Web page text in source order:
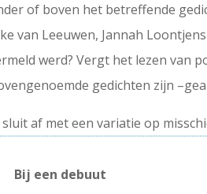
of boven het betreffende
van Leeuwen, Jannah
werd? Vergt het lezen van
gedichten zijn
af met een variatie op
Bij een debuut